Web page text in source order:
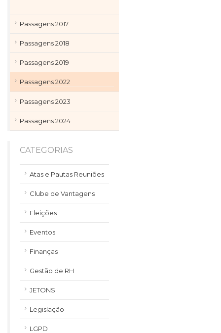
Passagens 2017
Passagens 2018
Passagens 2019
Passagens 2022
Passagens 2023
Passagens 2024
CATEGORIAS
Atas e Pautas Reuniões
Clube de Vantagens
Eleições
Eventos
Finanças
Gestão de RH
JETONS
Legislação
LGPD